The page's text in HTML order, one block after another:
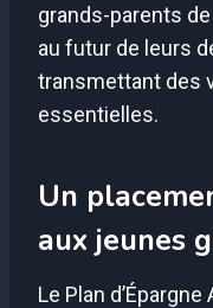
grands-parents
au futur de leurs
transmettant des
essentielles.
Un
aux jeunes
Le Plan